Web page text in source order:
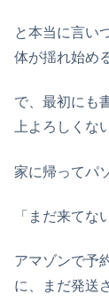
と本当に言い
体が揺れ始め
で、最初にも
上よろしくな
家に帰ってパ
「まだ来てな
アマゾンで予
に、まだ発送